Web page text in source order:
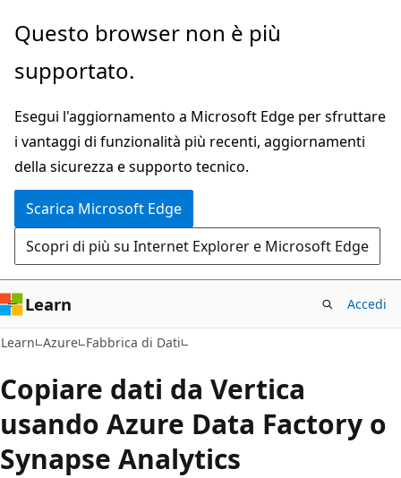
Ignora
passa
contenuto
principale
Questo browser non è più
supportato.
Esegui l'aggiornamento a Microsoft Edge per sfruttare
i vantaggi di funzionalità più recenti, aggiornamenti
della sicurezza e supporto tecnico.
Scarica Microsoft Edge
Scopri di più su Internet Explorer e Microsoft Edge
Learn Accedi
Learn Azure Fabbrica di Dati
Copiare dati da Vertica
usando Azure Data Factory o
Synapse Analytics